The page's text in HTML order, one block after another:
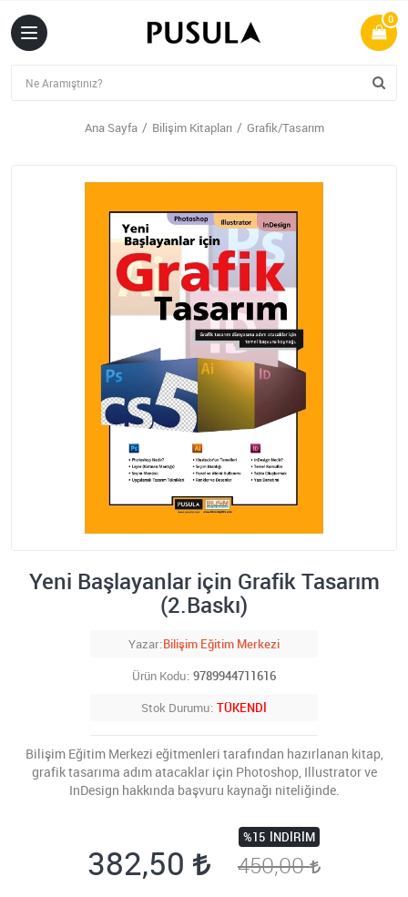
0
Ana Sayfa Bilişim Kitapları Grafik/Tasarım
Yeni Başlayanlar için Grafik Tasarım
(2.Baskı)
Yazar Bilişim Eğitim Merkezi
Ürün Kodu 9789944711616
Stok Durumu TÜKENDİ
Bilişim Eğitim Merkezi eğitmenleri tarafından hazırlanan kitap,
grafik tasarıma adım atacaklar için Photoshop, Illustrator ve
InDesign hakkında başvuru kaynağı niteliğinde.
382,50
%15 İNDIRIM
450,00